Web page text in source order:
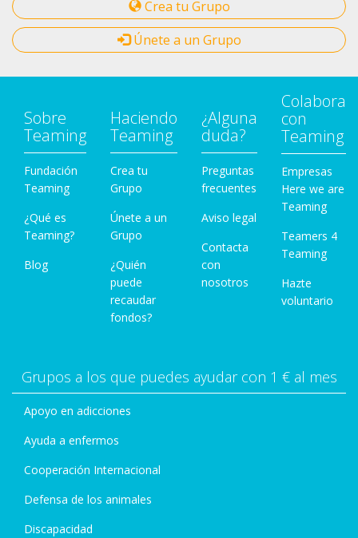
Crea tu Grupo
Únete a un Grupo
Sobre
Teaming
Fundación
Teaming
¿Qué es
Teaming?
Blog
Haciendo
Teaming
Crea tu
Grupo
Únete a un
Grupo
¿Quién
puede
recaudar
fondos?
¿Alguna
duda?
Preguntas
frecuentes
Aviso legal
Contacta
con
nosotros
Colabora
con
Teaming
Empresas
Here we are
Teaming
Teamers 4
Teaming
Hazte
voluntario
Grupos a los que puedes ayudar con 1 € al mes
Apoyo en adicciones
Ayuda a enfermos
Cooperación Internacional
Defensa de los animales
Discapacidad